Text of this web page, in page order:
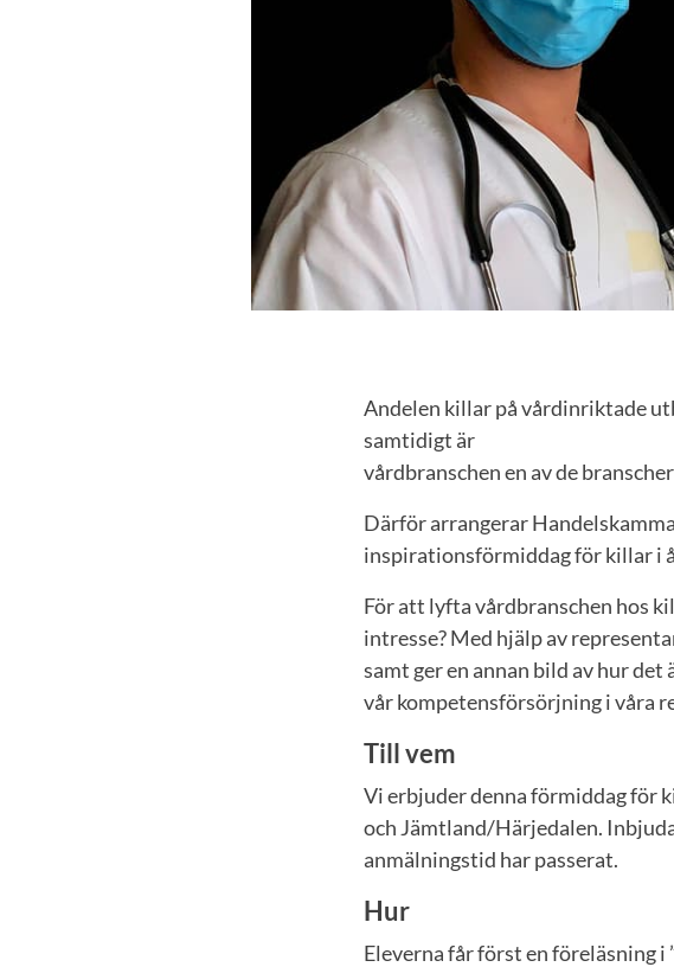
Andelen killar på vårdinriktade
samtidigt är
vårdbranschen en av de
Därför arrangerar
inspirationsförmiddag för killar i
För att lyfta vårdbranschen hos
intresse? Med hjälp av
samt ger en annan bild av hur
vår kompetensförsörjning i våra
Till vem
Vi erbjuder denna förmiddag för
och Jämtland/Härjedalen.
anmälningstid har passerat.
Hur
Eleverna får först en föreläsning i